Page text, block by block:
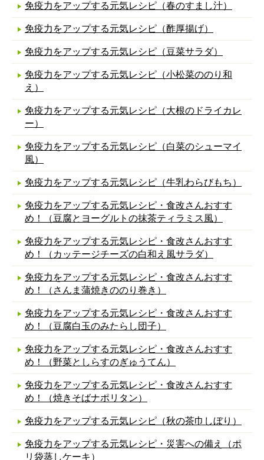
免疫力をアップする元気レシピ（春のすまし汁）
免疫力をアップする元気レシピ（酢厚揚げ）
免疫力をアップする元気レシピ（豆菜サラダ）
免疫力をアップする元気レシピ（小松菜ののり和
え）
免疫力をアップする元気レシピ（大根のドライカレ
ー）
免疫力をアップする元気レシピ（白菜のシューマイ
風）
免疫力をアップする元気レシピ（牛乳わらびもち）
免疫力をアップする元気レシピ・食改さんおすす
め！（豆腐とヨーグルトの抹茶ティラミス風）
免疫力をアップする元気レシピ・食改さんおすす
め！（カッテージチーズの白和え風サラダ）
免疫力をアップする元気レシピ・食改さんおすす
め！（さんま蒲焼きののり巻き）
免疫力をアップする元気レシピ・食改さんおすす
め！（豆腐白玉のみたらし団子）
免疫力をアップする元気レシピ・食改さんおすす
め！（野菜としらすのぎゅうてん）
免疫力をアップする元気レシピ・食改さんおすす
め！（焼きそばナポリタン）
免疫力をアップする元気レシピ（秋の茶巾しぼり）
免疫力をアップする元気レシピ・災害への備え（ポ
リ袋蒸しケーキ）